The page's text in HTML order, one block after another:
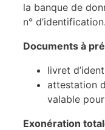
la banque de
n° d’identification.
Documents à
livret
attestation
valable
Exonération